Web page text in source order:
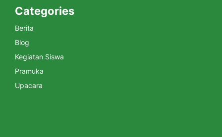
Categories
Berita
Blog
Kegiatan Siswa
Pramuka
Upacara